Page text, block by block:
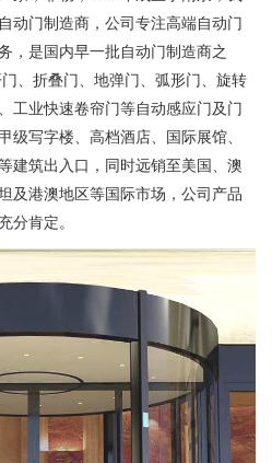
动门制造商，公司专注高端自动门
，是国内早一批自动门制造商之
、折叠门、地弹门、弧形门、旋转
工业快速卷帘门等自动感应门及门
级写字楼、高档酒店、国际展馆、
建筑出入口，同时远销至美国、澳
及港澳地区等国际市场，公司产品
分肯定。